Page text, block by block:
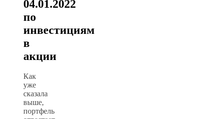
04.01.2022
по
инвестициям
в
акции
Как
уже
сказала
выше,
портфель